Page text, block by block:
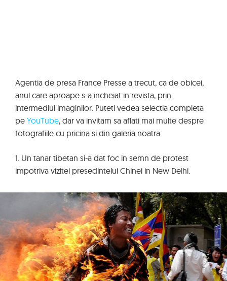
Agentia de presa France Presse a trecut, ca de obicei,
anul care aproape s-a incheiat in revista, prin
intermediul imaginilor. Puteti vedea selectia completa
pe YouTube, dar va invitam sa aflati mai multe despre
fotografiile cu pricina si din galeria noatra.
1. Un tanar tibetan si-a dat foc in semn de protest
impotriva vizitei presedintelui Chinei in New Delhi.